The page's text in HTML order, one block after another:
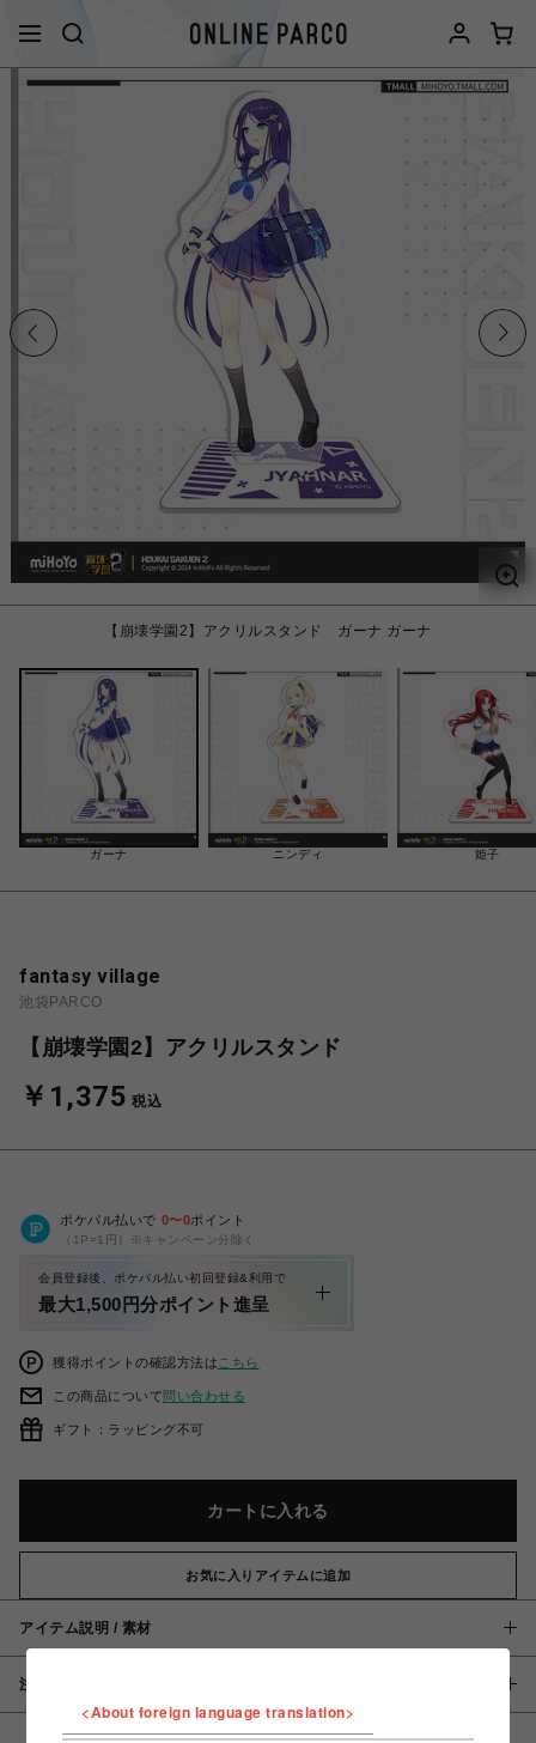
【崩壊学園2】アクリルスタンド ガーナ ガーナ
ガーナ ニンディ 姫子
fantasy village
池袋PARCO
【崩壊学園2】アクリルスタンド
￥1,375 税込
ポケパル払いで 0〜0ポイント
（1P=1円）※キャンペーン分除く
会員登録後、ポケパル払い初回登録&利用で
最大1,500円分ポイント進呈
獲得ポイントの確認方法は こちら
この商品について問い合わせる
ギフト：ラッピング不可
カートに入れる
お気に入りアイテムに追加
アイテム説明 / 素材
注意事項
<About foreign language translation>